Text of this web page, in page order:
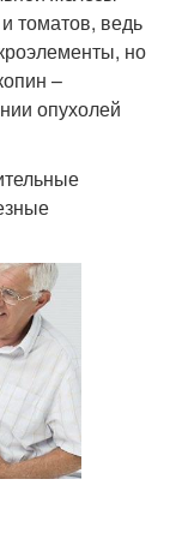
томатов, ведь
но
–
опухолей